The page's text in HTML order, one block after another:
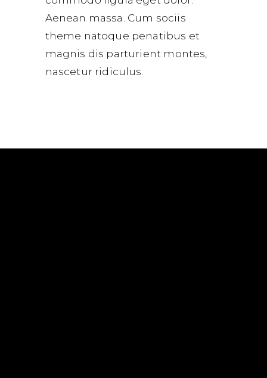
Aenean massa. Cum sociis
theme natoque penatibus et
magnis dis parturient montes,
nascetur ridiculus.